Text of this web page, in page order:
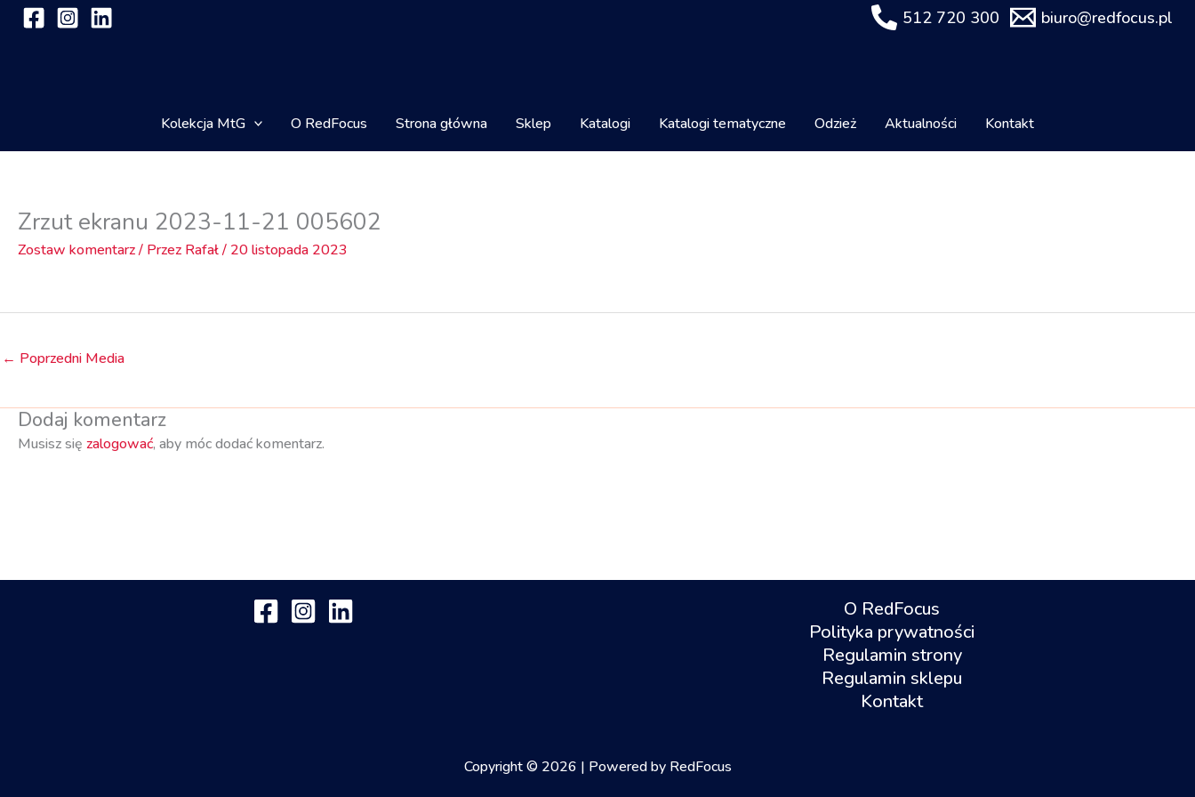
Przejdź
512 720 300 biuro@redfocus.pl
Kolekcja MtG O RedFocus Strona główna Sklep Katalogi Katalogi tematyczne Odzież Aktualności Kontakt
Zrzut ekranu 2023-11-21 005602
Zostaw komentarz/ Przez Rafał/ 20 listopada 2023
← Poprzedni Media
Dodaj komentarz
Musisz się zalogować, aby móc dodać komentarz.
O RedFocus
Polityka prywatności
Regulamin strony
Regulamin sklepu
Kontakt
Copyright © 2026 | Powered by RedFocus